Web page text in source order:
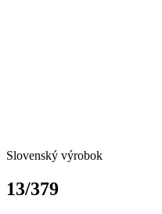
Slovenský výrobok
13/379